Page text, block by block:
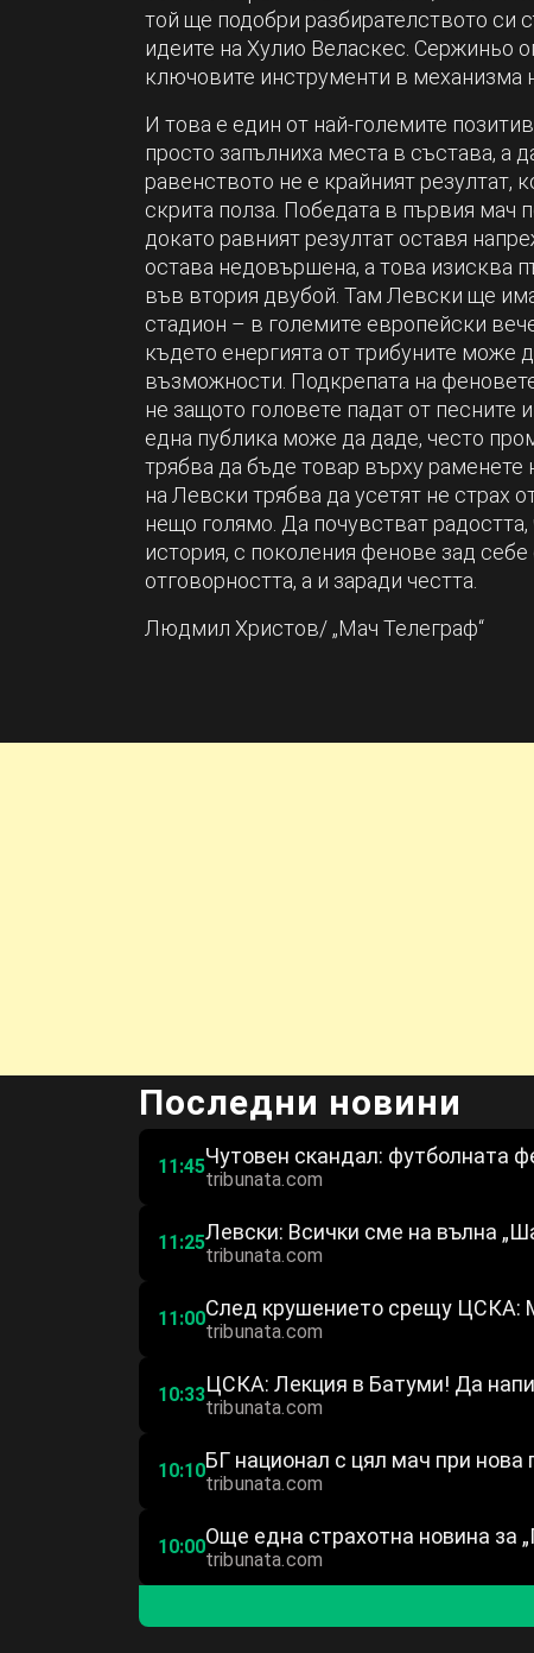
той ще подобри разбирателството си
идеите на Хулио Веласкес. Сержиньо
ключовите инструменти в механизма
И това е един от най-големите
просто запълниха места в състава, а
равенството не е крайният
скрита полза. Победата в първия мач
докато равният резултат оставя
остава недовършена, а това изисква
във втория двубой. Там Левски ще има
стадион – в големите европейски
където енергията от трибуните може
възможности. Подкрепата на
не защото головете падат от песните
една публика може да даде, често
трябва да бъде товар върху раменете
на Левски трябва да усетят не страх
нещо голямо. Да почувстват
история, с поколения фенове зад
отговорността, а и заради честта.
Людмил Христов/ „Мач Телеграф“
Последни новини
11:45Чутовен скандал: футболната
tribunata.com
11:25Левски: Всички сме на вълна
tribunata.com
11:00След крушението срещу ЦСКА:
tribunata.com
10:33ЦСКА: Лекция в Батуми! Да
tribunata.com
10:10БГ национал с цял мач при
tribunata.com
10:00Още една страхотна новина за
tribunata.com